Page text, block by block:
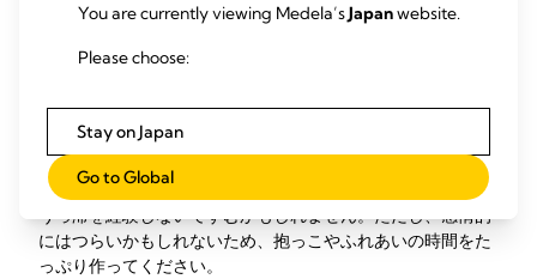
「私の娘は4歳の時に自分で卒乳しました」と、イギリスの1
児の母、Sarahは言います。「娘は徐々にペースダウンして3
歳半からほどんど飲まなくなりました。その時、娘は飲まな
間、娘は時々吸いつきたがりましたが、もう母乳がないこと
を知っていました。」
お母さまの身体は慣れるのに十分な時間があるため、不快な
うっ滞を経験しないですむかもしれません。ただし、感情的
にはつらいかもしれないため、抱っこやふれあいの時間をた
っぷり作ってください。
You are currently viewing Medela’sJapanwebsite.
Please choose:
Stay on Japan
Go to Global